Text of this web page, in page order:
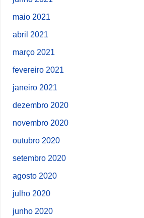
maio 2021
abril 2021
março 2021
fevereiro 2021
janeiro 2021
dezembro 2020
novembro 2020
outubro 2020
setembro 2020
agosto 2020
julho 2020
junho 2020